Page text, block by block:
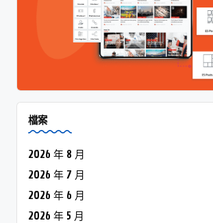
檔案
2026 年 8 月
2026 年 7 月
2026 年 6 月
2026 年 5 月